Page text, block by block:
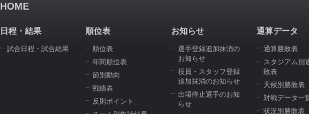
HOME
日程・結果
試合日程・試合結果
順位表
順位表
年間順位表
節別動向
戦績表
反則ポイント
お知らせ
選手登録追加抹消の
お知らせ
役員・スタッフ登録
追加抹消のお知らせ
出場停止選手のお知
らせ
通算データ
通算勝敗表
スタジアム別
敗表
天候別勝敗表
対戦データ一
状況別勝敗表